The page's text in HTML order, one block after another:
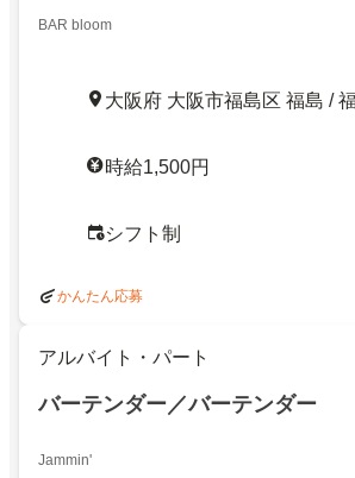
BAR bloom
大阪府 大阪市福島区 福島 /
時給1,500円
シフト制
かんたん応募
アルバイト・パート
バーテンダー／バーテンダー
Jammin'